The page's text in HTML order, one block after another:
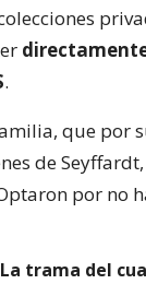
.
que por
de
por no
La trama del